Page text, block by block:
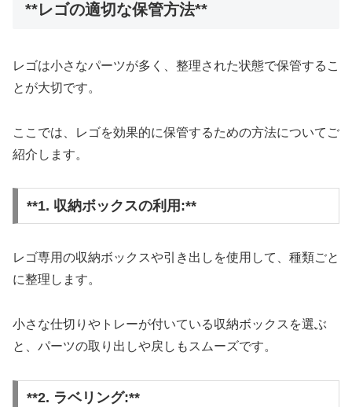
**レゴの適切な保管方法**
レゴは小さなパーツが多く、整理された状態で保管するこ
とが大切です。
ここでは、レゴを効果的に保管するための方法についてご
紹介します。
**1. 収納ボックスの利用:**
レゴ専用の収納ボックスや引き出しを使用して、種類ごと
に整理します。
小さな仕切りやトレーが付いている収納ボックスを選ぶ
と、パーツの取り出しや戻しもスムーズです。
**2. ラベリング:**